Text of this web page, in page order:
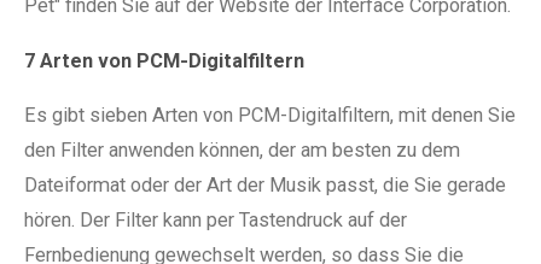
Pet" finden Sie auf der Website der Interface Corporation.
7 Arten von PCM-Digitalfiltern
Es gibt sieben Arten von PCM-Digitalfiltern, mit denen Sie
den Filter anwenden können, der am besten zu dem
Dateiformat oder der Art der Musik passt, die Sie gerade
hören. Der Filter kann per Tastendruck auf der
Fernbedienung gewechselt werden, so dass Sie die